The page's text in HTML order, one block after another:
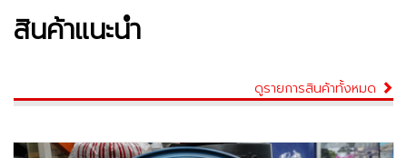
สินค้าแนะนำ
ดูรายการสินค้าทั้งหมด